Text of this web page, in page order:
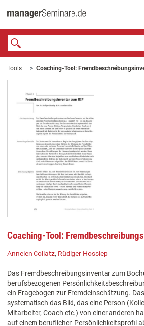
Tools Coaching-Tool:
Coaching-Tool:
Annelen Collatz, Rüdiger Hossiep
Das Fremdbeschreibungsinventar zum
berufsbezogenen
ein Fragebogen zur Fremdeinschätzung.
systematisch das Bild, das eine Person
Mitarbeiter, Coach etc.) von einer anderen
auf einem beruflichen Persönlichkeitsprofil